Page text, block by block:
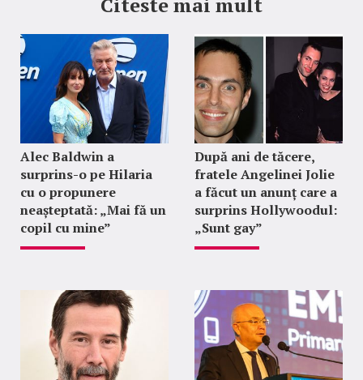
Alec Baldwin a
surprins-o pe Hilaria
cu o propunere
neașteptată: „Mai fă un
copil cu mine”
După ani de tăcere,
fratele Angelinei Jolie
a făcut un anunț care a
surprins Hollywoodul:
„Sunt gay”